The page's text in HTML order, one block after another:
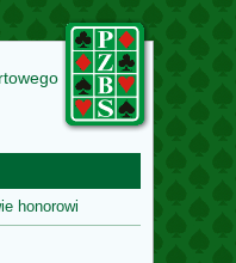
honorowi